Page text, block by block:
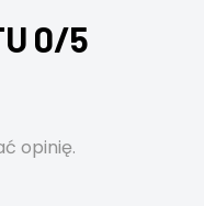
0/5
opinię.